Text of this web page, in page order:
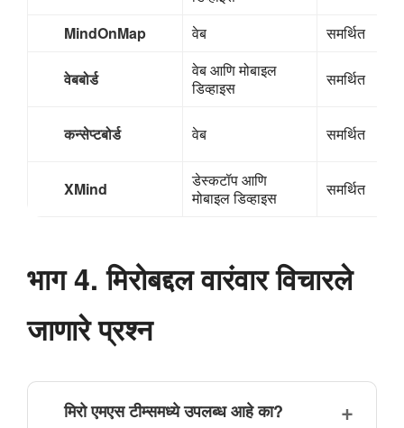
MindOnMap वेब समर्थित
वेबबोर्ड
वेब आणि मोबाइल
डिव्हाइस
समर्थित
कन्सेप्टबोर्ड वेब समर्थित
XMind
डेस्कटॉप आणि
मोबाइल डिव्हाइस
समर्थित
भाग 4. मिरोबद्दल वारंवार विचारले
जाणारे प्रश्न
मिरो एमएस टीम्समध्ये उपलब्ध आहे का?